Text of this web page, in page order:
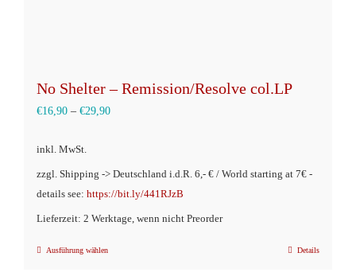
No Shelter – Remission/Resolve col.LP
€16,90 – €29,90
inkl. MwSt.
zzgl. Shipping -> Deutschland i.d.R. 6,- € / World starting at 7€ -
details see: https://bit.ly/441RJzB
Lieferzeit: 2 Werktage, wenn nicht Preorder
Ausführung wählenDieses
Details